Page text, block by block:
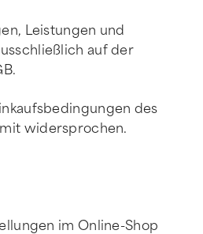
Leistungen und
auf der
des
widersprochen.
im Online-Shop